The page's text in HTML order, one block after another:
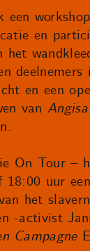
en
het
en een
van
On Tour –
uur
het
-activist
Campagne